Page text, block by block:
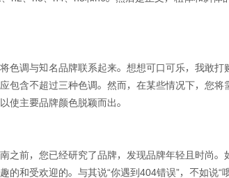
色调与知名品牌联系起来。想想可口可乐，我敢打
包含不超过三种色调。然而，在某些情况下，您
使主要品牌颜色脱颖而出。
之前，您已经研究了品牌，发现品牌年轻且时尚
的和受欢迎的。与其说“你遇到404错误”，不如说